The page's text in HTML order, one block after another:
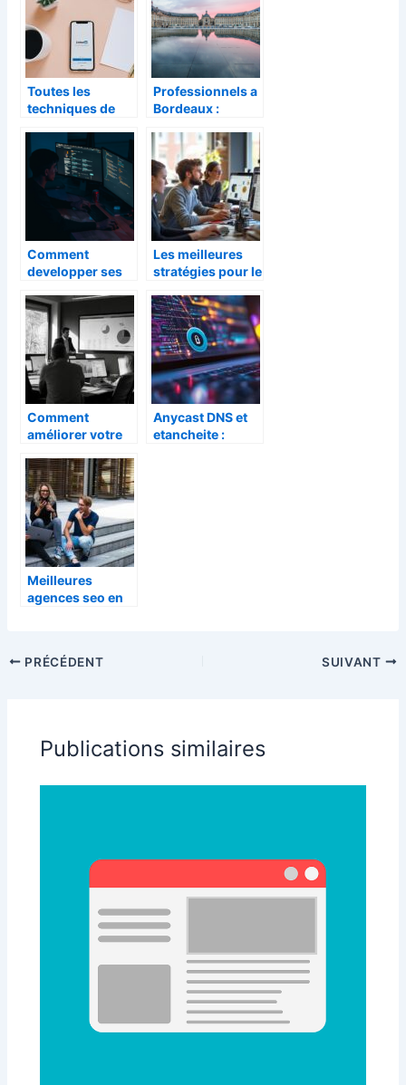
Toutes les
techniques de
du moment
Professionnels a
Bordeaux :
en visibilite sur le
web ?
Comment
developper ses
web avec une
formation en
developpement
web ?
Les meilleures
stratégies pour le
de votre site web
à Amiens
Comment
améliorer votre
avec l’agence
SEO idéale
Anycast DNS et
etancheite :
Meilleures
agences seo en
PRÉCÉDENT SUIVANT
Publications similaires